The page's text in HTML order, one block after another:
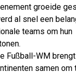
groeide
al snel een
teams om hun
Fußball-WM
samen om